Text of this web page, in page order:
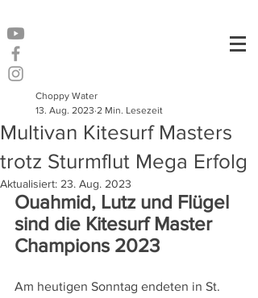
Multivan Kitesurf Masters
trotz Sturmflut Mega Erfolg
Choppy Water
13. Aug. 2023 2 Min. Lesezeit
Aktualisiert: 23. Aug. 2023
Ouahmid, Lutz und Flügel
sind die Kitesurf Master
Champions 2023
Am heutigen Sonntag endeten in St.